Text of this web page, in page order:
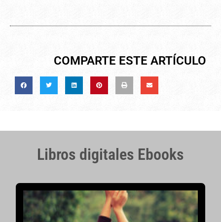
COMPARTE ESTE ARTÍCULO
Libros digitales Ebooks